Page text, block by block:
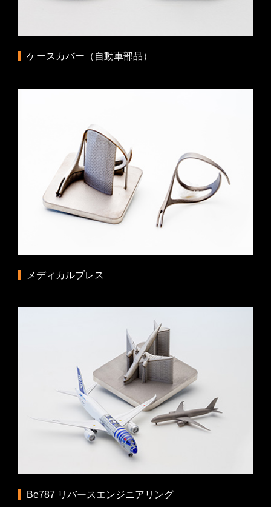
ケースカバー（自動車部品）
メディカルブレス
Be787 リバースエンジニアリング